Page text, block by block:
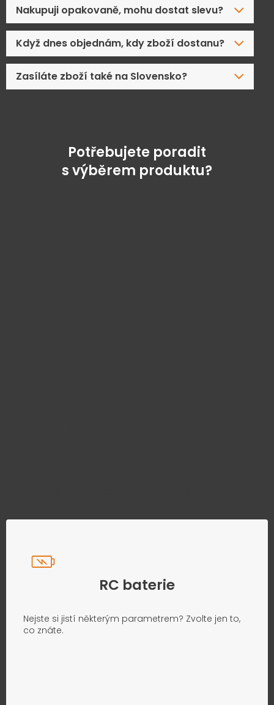
Nakupuji opakovaně, mohu dostat slevu?
Když dnes objednám, kdy zboží dostanu?
Zasíláte zboží také na Slovensko?
Potřebujete poradit
s výběrem produktu?
RC baterie
Nejste si jistí některým parametrem? Zvolte jen to,
co znáte.